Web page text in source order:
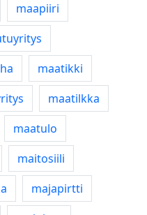
maapiiri
maatikki
maatilkka
maatulo
maitosiili
majapirtti